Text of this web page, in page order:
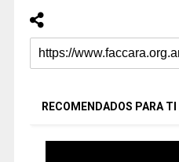
RECOMENDADOS PARA TI